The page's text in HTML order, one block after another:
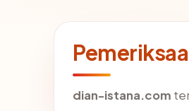
dian-istana.com